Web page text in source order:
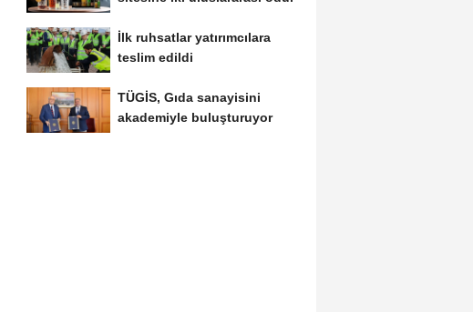
İlk ruhsatlar yatırımcılara
teslim edildi
TÜGİS, Gıda sanayisini
akademiyle buluşturuyor